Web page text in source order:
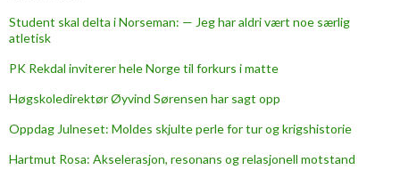
Student skal delta i Norseman: — Jeg har aldri vært noe særlig
atletisk
PK Rekdal inviterer hele Norge til forkurs i matte
Høgskoledirektør Øyvind Sørensen har sagt opp
Oppdag Julneset: Moldes skjulte perle for tur og krigshistorie
Hartmut Rosa: Akselerasjon, resonans og relasjonell motstand